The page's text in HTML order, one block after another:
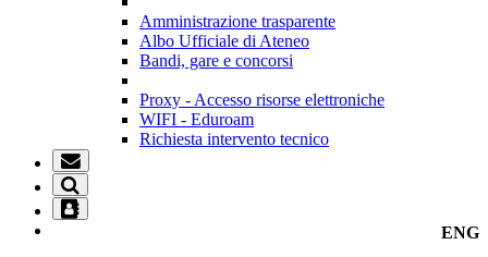
Amministrazione trasparente
Albo Ufficiale di Ateneo
Bandi, gare e concorsi
Proxy - Accesso risorse elettroniche
WIFI - Eduroam
Richiesta intervento tecnico
ENG